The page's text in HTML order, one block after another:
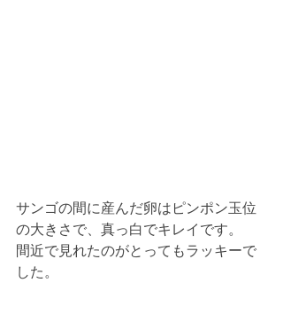
サンゴの間に産んだ卵はピンポン玉位
の大きさで、真っ白でキレイです。
間近で見れたのがとってもラッキーで
した。